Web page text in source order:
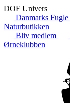
DOF Univers
Danmarks Fugle
Naturbutikken
Bliv medlem
Ørneklubben